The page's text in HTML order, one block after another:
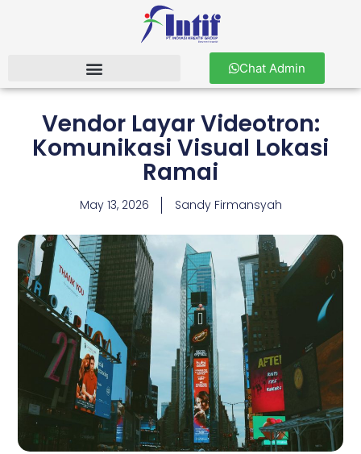
Chat Admin
Vendor Layar Videotron:
Komunikasi Visual Lokasi
Ramai
May 13, 2026 Sandy Firmansyah